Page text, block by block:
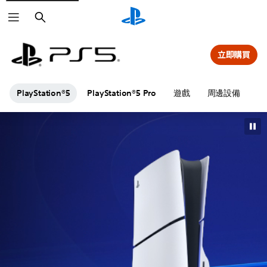
尋
PlayStation®5 PlayStation®5 Pro 遊戲 周邊設備
立即購買